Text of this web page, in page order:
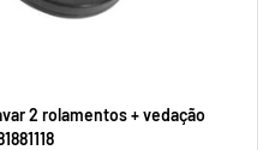
2 rolamentos + vedação